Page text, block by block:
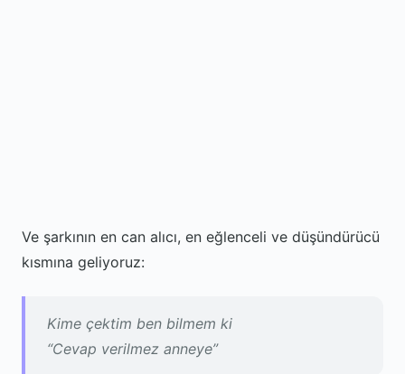
Ve şarkının en can alıcı, en eğlenceli ve düşündürücü
kısmına geliyoruz:
Kime çektim ben bilmem ki
“Cevap verilmez anneye”